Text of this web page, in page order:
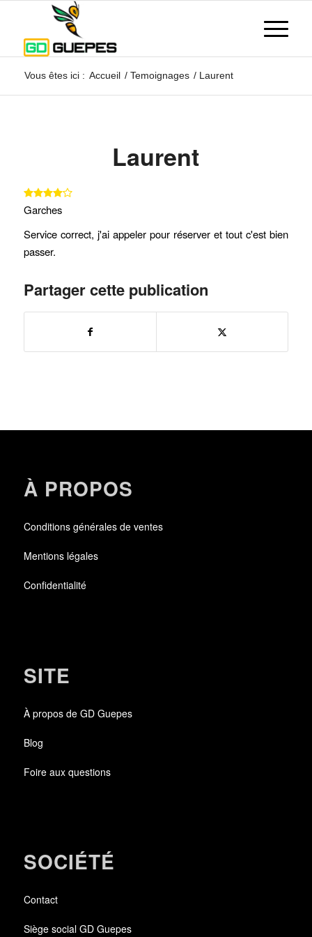
Vous êtes ici : Accueil / Temoignages / Laurent
Laurent
Garches
Service correct, j'ai appeler pour réserver et tout c'est bien
passer.
Partager cette publication
À PROPOS
Conditions générales de ventes
Mentions légales
Confidentialité
SITE
À propos de GD Guepes
Blog
Foire aux questions
SOCIÉTÉ
Contact
Siège social GD Guepes